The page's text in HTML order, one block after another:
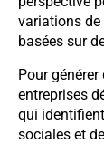
variations de
basées sur
Pour
entreprises
qui
sociales et